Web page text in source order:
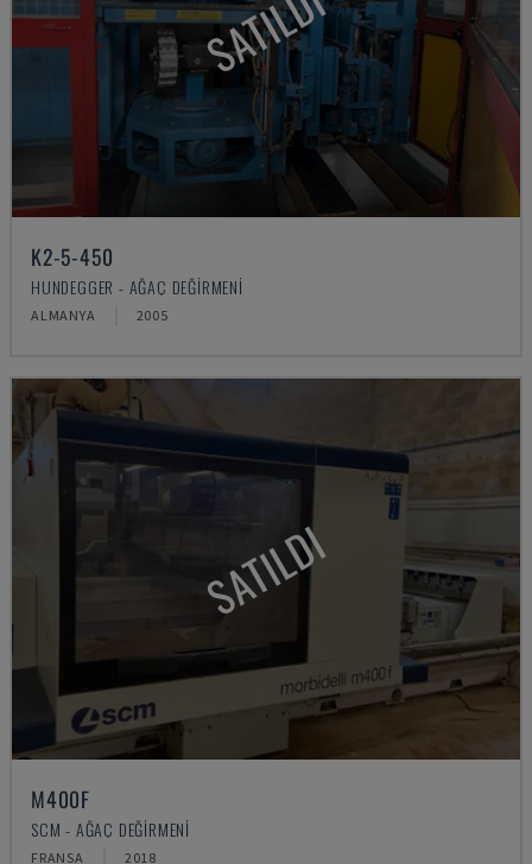
SATILDI
K2-5-450
HUNDEGGER - AĞAÇ DEĞIRMENI
ALMANYA 2005
SATILDI
M400F
SCM - AĞAÇ DEĞIRMENI
FRANSA 2018